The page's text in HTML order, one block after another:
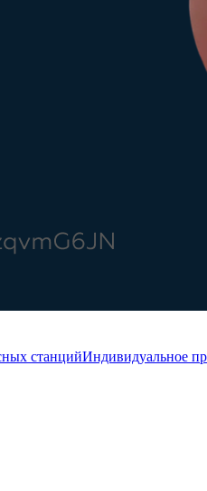
станцийИндивидуальное